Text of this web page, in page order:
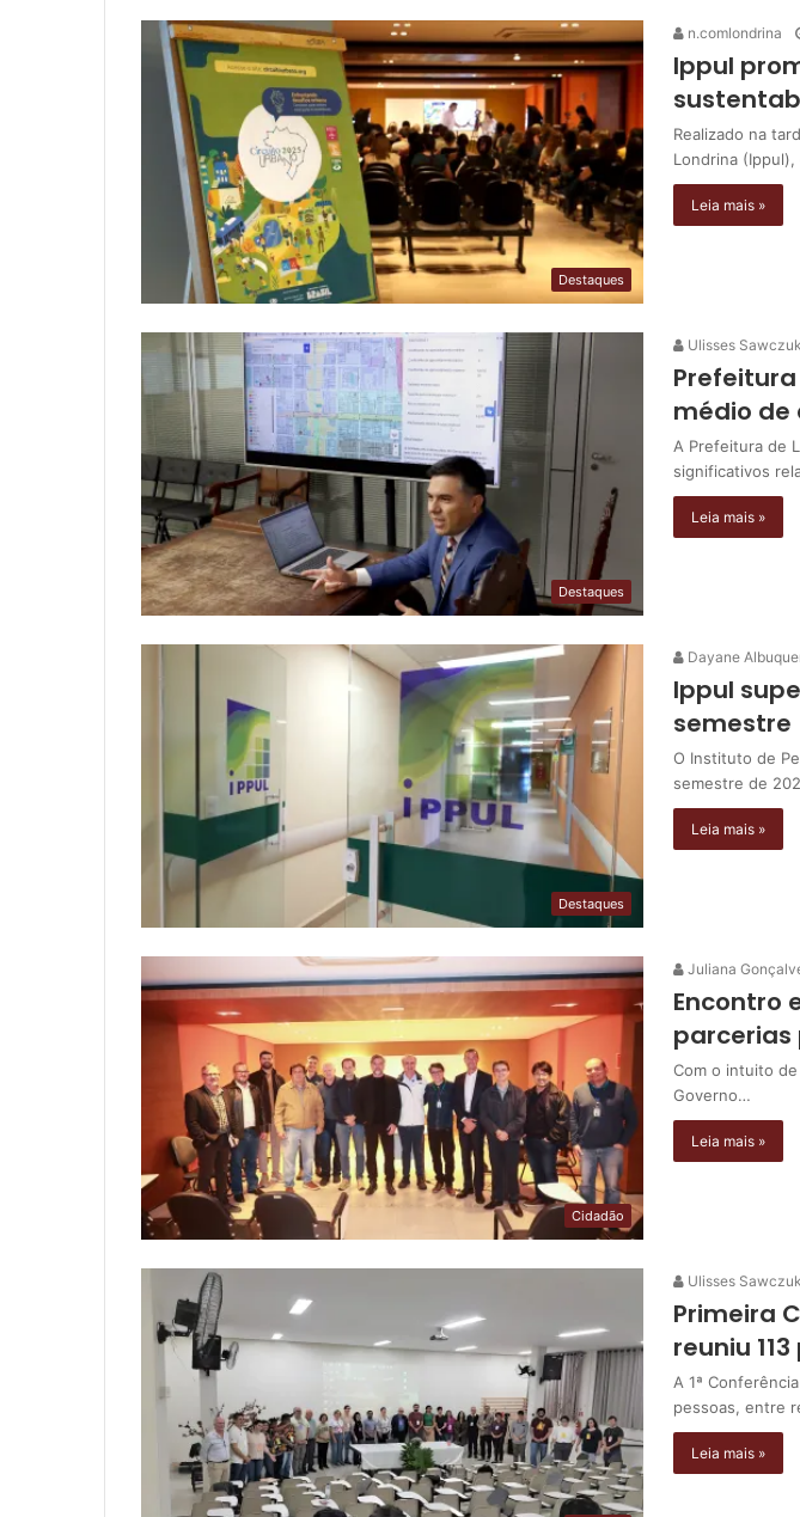
Destaques
n.comlondrina
Ippul
Realizado na
Londrina
Leia mais »
Destaques
Ulisses Sawczuk
médio de
A Prefeitura de
significativos
Leia mais »
Destaques
Dayane
Ippul
semestre
O Instituto de
semestre de
Leia mais »
Cidadão
Juliana
Encontro
Com o intuito
Governo…
Leia mais »
Ulisses Sawczuk
Primeira
reuniu
A 1ª
pessoas, entre
Leia mais »